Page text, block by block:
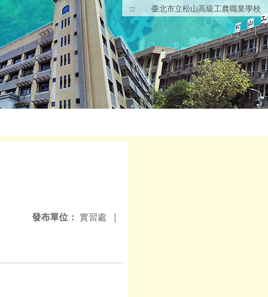
::: 臺北市立松山高級工農職業學校
發布單位： 實習處 |